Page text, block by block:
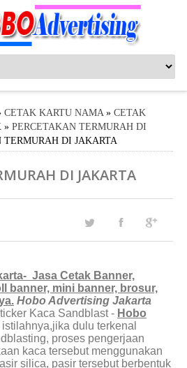
CETAK KARTU NAMA » CETAK
» PERCETAKAN TERMURAH DI
TERMURAH DI JAKARTA
DI JAKARTA
Jasa Cetak Banner,
banner, mini banner, brosur,
Hobo Advertising Jakarta
Kaca Sandblast- Hobo
dulu terkenal
proses pengerjaan
kaca tersebut menggunakan
silica, pasir tersebut berbentuk